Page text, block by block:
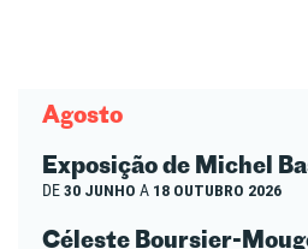
Agosto
Exposição de Michel
DE30 JUNHO A 18 OUTUBRO 2026
Céleste Boursier-